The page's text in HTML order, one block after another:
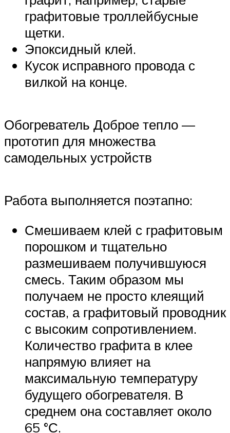
графитовые троллейбусные
щетки.
Эпоксидный клей.
Кусок исправного провода с
вилкой на конце.
Обогреватель Доброе тепло —
прототип для множества
самодельных устройств
Работа выполняется поэтапно:
Смешиваем клей с графитовым
порошком и тщательно
размешиваем получившуюся
смесь. Таким образом мы
получаем не просто клеящий
состав, а графитовый проводник
с высоким сопротивлением.
Количество графита в клее
напрямую влияет на
максимальную температуру
будущего обогревателя. В
среднем она составляет около
65 °С.